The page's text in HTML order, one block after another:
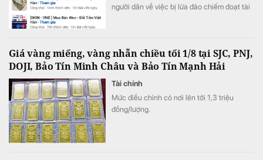
người dân về việc bị lừa đảo chiếm đoạt tài
Quốc (KRW).
Giá vàng miếng, vàng nhẫn chiều tối 1/8 tại SJC, PNJ,
DOJI, Bảo Tín Minh Châu và Bảo Tín Mạnh Hải
Tài chính
Mức điều chỉnh có nơi lên tới 1,3 triệu
đồng/lượng.